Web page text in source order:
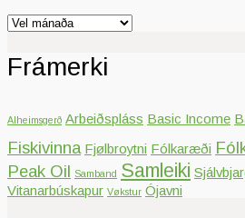
Arkiv
Frámerki
Alheimsgerð Arbeiðspláss Basic Income
Fiskivinna Fjølbroytni Fólkaræði
Peak Oil Samband Samleiki
Vitanarbúskapur Vøkstur Ójavni